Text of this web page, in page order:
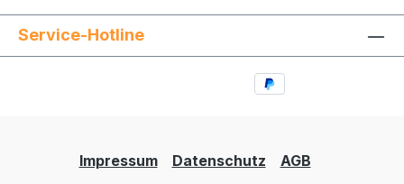
Service-Hotline
Impressum Datenschutz
AGB